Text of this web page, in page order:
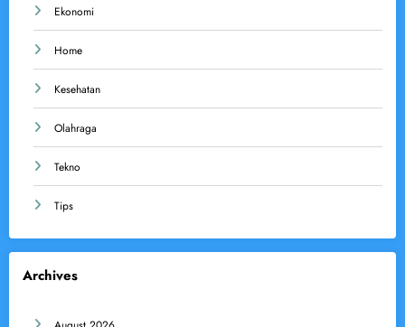
Ekonomi
Home
Kesehatan
Olahraga
Tekno
Tips
Archives